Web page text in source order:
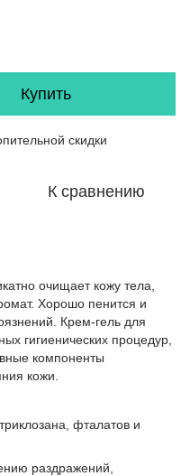
Купить
скидки
К сравнению
очищает кожу тела,
Хорошо пенится и
Крем-гель для
гигиенических процедур,
компоненты
кожи.
фталатов и
раздражений,